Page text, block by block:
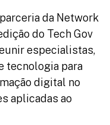
da Network
do Tech Gov
especialistas,
tecnologia para
digital no
aplicadas ao